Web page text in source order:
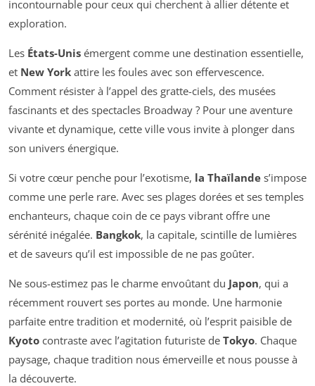
incontournable pour ceux qui cherchent à allier détente et
exploration.
Les États-Unis émergent comme une destination essentielle,
et New York attire les foules avec son effervescence.
Comment résister à l’appel des gratte-ciels, des musées
fascinants et des spectacles Broadway ? Pour une aventure
vivante et dynamique, cette ville vous invite à plonger dans
son univers énergique.
Si votre cœur penche pour l’exotisme, la Thaïlande s’impose
comme une perle rare. Avec ses plages dorées et ses temples
enchanteurs, chaque coin de ce pays vibrant offre une
sérénité inégalée. Bangkok, la capitale, scintille de lumières
et de saveurs qu’il est impossible de ne pas goûter.
Ne sous-estimez pas le charme envoûtant du Japon, qui a
récemment rouvert ses portes au monde. Une harmonie
parfaite entre tradition et modernité, où l’esprit paisible de
Kyoto contraste avec l’agitation futuriste de Tokyo. Chaque
paysage, chaque tradition nous émerveille et nous pousse à
la découverte.